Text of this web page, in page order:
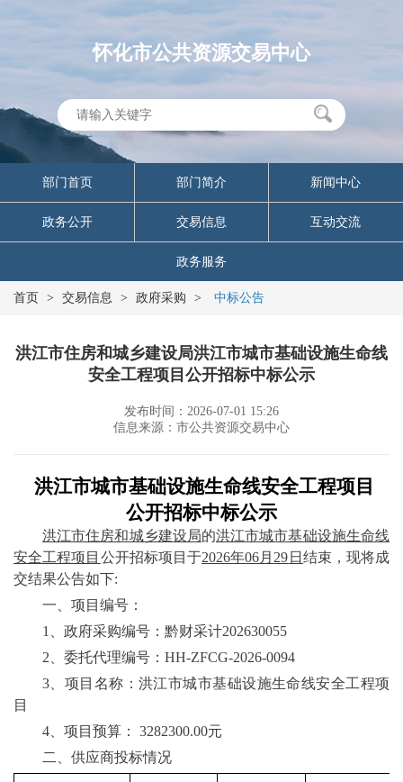
怀化市公共资源交易中心
部门首页 部门简介 新闻中心
政务公开 交易信息 互动交流
政务服务
首页 > 交易信息 > 政府采购 > 中标公告
洪江市住房和城乡建设局洪江市城市基础设施生命线
安全工程项目公开招标中标公示
发布时间：2026-07-01 15:26
信息来源：市公共资源交易中心
洪江市城市基础设施生命线安全工程项目
公开招标中标公示
洪江市住房和城乡建设局的洪江市城市基础设施生命线
安全工程项目 公开招标项目于2026年06月 29 日 结束，现将成
交结果公告如下:
一、项目编号：
1、政府采购编号： 黔财采计202630055
2、委托代理编号： HH-ZFCG-2026-0094
3、项目名称：洪江市城市基础设施生命线安全工程项
目
4、项目预算：
3282300.00元
二、 供应商投标情况